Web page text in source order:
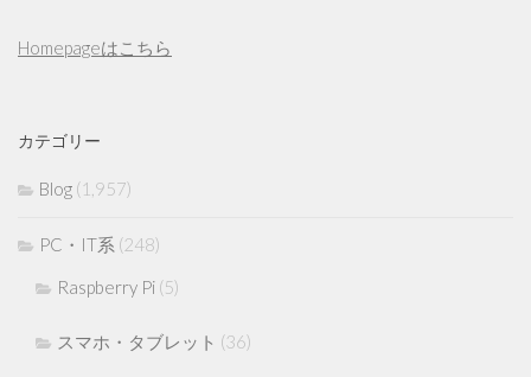
Homepageはこちら
カテゴリー
Blog (1,957)
PC・IT系 (248)
Raspberry Pi (5)
スマホ・タブレット (36)